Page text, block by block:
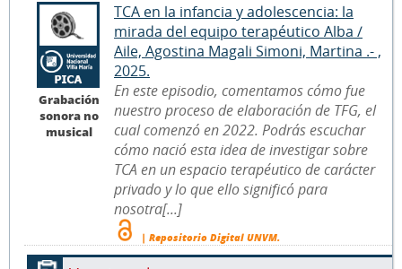
Grabación
sonora no
musical
TCA en la infancia y adolescencia: la
mirada del equipo terapéutico Alba /
Aile, Agostina Magali Simoni, Martina .- ,
2025.
En este episodio, comentamos cómo fue
nuestro proceso de elaboración de TFG, el
cual comenzó en 2022. Podrás escuchar
cómo nació esta idea de investigar sobre
TCA en un espacio terapéutico de carácter
privado y lo que ello significó para
nosotra[...]
| Repositorio Digital UNVM.